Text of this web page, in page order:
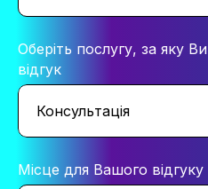
Оберіть послугу, за яку
відгук
Місце для Вашого відгуку